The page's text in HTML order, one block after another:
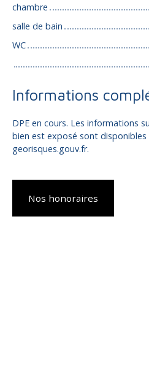
chambre
salle de bain
WC
Informations
DPE en cours. Les informations
bien est exposé sont disponibles
georisques.gouv.fr.
Nos honoraires